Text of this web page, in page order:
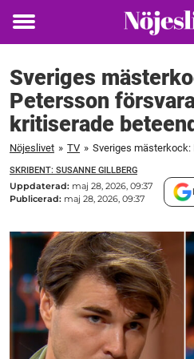
Toggle
Sveriges
Petersson
kritiserade
Nöjeslivet » TV »
SKRIBENT: SUSANNE GILLBERG
Uppdaterad: maj 28, 2026, 09:37
Publicerad: maj 28, 2026, 09:37